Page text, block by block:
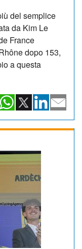
del semplice
da Kim Le
France
dopo 153,
a questa